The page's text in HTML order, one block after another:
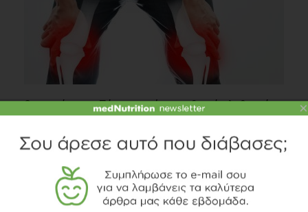
Οστεοπόρωση. Πόσο αφορά τον ανδρικό πληθυσμό;
4 λεπτά να διαβαστεί
×